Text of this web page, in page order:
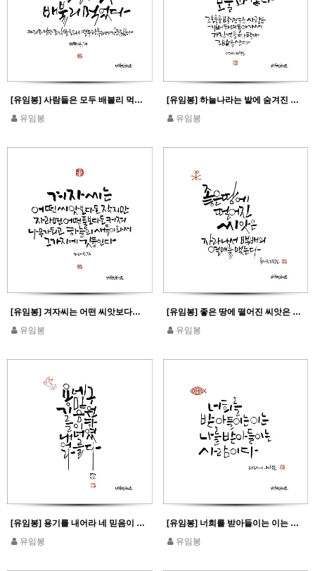
[유임봉] 사람들은 모두 배불리 먹었다_마태 14,20
유임봉
[유임봉] 하늘나라는 밭에 숨겨진 보물과 같다_마태 13,44 참조
유임봉
[유임봉] 겨자씨는 어떤 씨앗보다도 작지만 자라면 어떤 풀보다도 커져..._마태 13,32
유임봉
[유임봉] 좋은 땅에 떨어진 씨앗은 자라나서 백배의 열매를 맺는다_루카 8,8 참조
유임봉
[유임봉] 용기를 내어라 네 믿음이 너를 구원하였다_마태 9,22
유임봉
[유임봉] 너희를 받아들이는 이는 나를 받아들이는 사람이다_마태 10,40 참조
유임봉